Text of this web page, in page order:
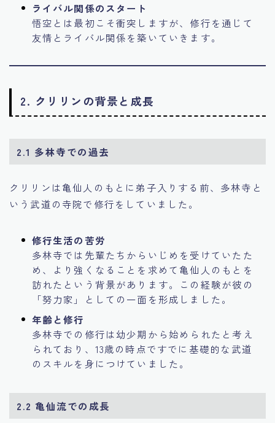
ライバル関係のスタート
悟空とは最初こそ衝突しますが、修行を通じて
友情とライバル関係を築いていきます。
2. クリリンの背景と成長
2.1 多林寺での過去
クリリンは亀仙人のもとに弟子入りする前、多林寺と
いう武道の寺院で修行をしていました。
修行生活の苦労
多林寺では先輩たちからいじめを受けていたた
め、より強くなることを求めて亀仙人のもとを
訪れたという背景があります。この経験が彼の
「努力家」としての一面を形成しました。
年齢と修行
多林寺での修行は幼少期から始められたと考え
られており、13歳の時点ですでに基礎的な武道
のスキルを身につけていました。
2.2 亀仙流での成長